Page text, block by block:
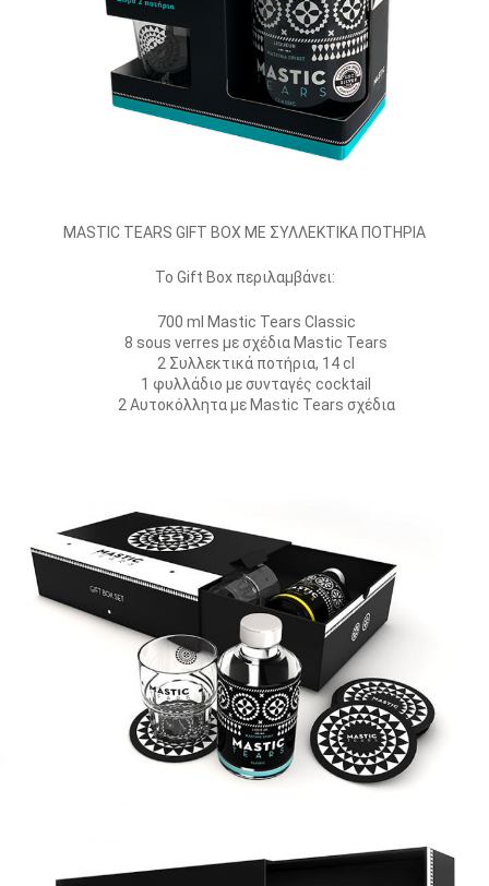
MASTIC TEARS GIFT BOX ΜΕ ΣΥΛΛΕΚΤΙΚΑ ΠΟΤΗΡΙΑ
Το Gift Box περιλαμβάνει:
700 ml Mastic Tears Classic
8 sous verres με σχέδια Mastic Tears
2 Συλλεκτικά ποτήρια, 14 cl
1 φυλλάδιο με συνταγές cocktail
2 Αυτοκόλλητα με Mastic Tears σχέδια